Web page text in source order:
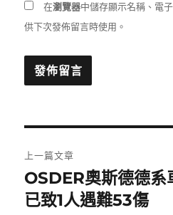
在瀏覽器中儲存顯示名稱、電
供下次發佈留言時使用。
章
導
上一篇文章
上
一
OSDER奧斯德德系
已致1人遇難53傷